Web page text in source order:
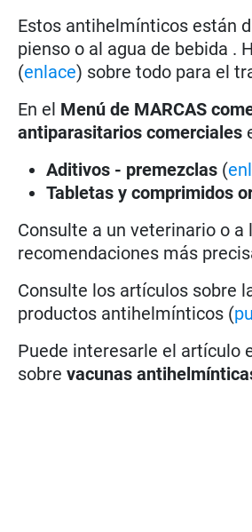
Estos antihelmínticos están
pienso o al agua de bebida .
(enlace) sobre todo para el
En el Menú de MARCAS
antiparasitarios comerciales
Aditivos - premezclas (
Tabletas y comprimidos
Consulte a un veterinario o
recomendaciones más
Consulte los artículos sobre
productos antihelmínticos (
Puede interesarle el artículo
sobrevacunas